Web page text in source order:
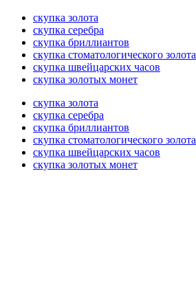
скупка золота
скупка серебра
скупка бриллиантов
скупка стоматологического золота
скупка швейцарских часов
скупка золотых монет
скупка золота
скупка серебра
скупка бриллиантов
скупка стоматологического золота
скупка швейцарских часов
скупка золотых монет